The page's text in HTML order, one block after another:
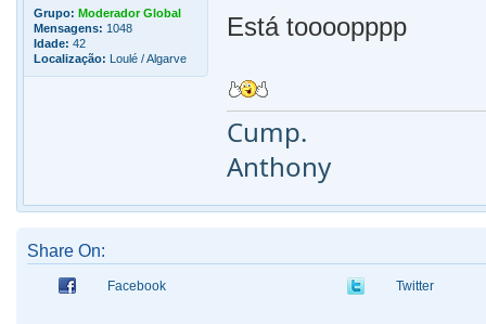
Grupo: Moderador Global
Mensagens: 1048
Idade: 42
Localização: Loulé / Algarve
Está toooopppp
Cump.
Anthony
Share On:
Facebook Twitter